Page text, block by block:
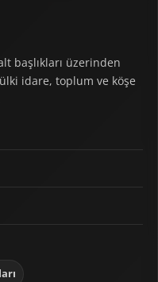
başlıkları üzerinden
idare, toplum ve köşe